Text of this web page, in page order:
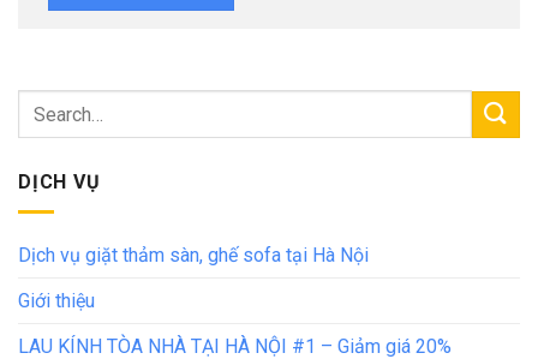
DỊCH VỤ
Dịch vụ giặt thảm sàn, ghế sofa tại Hà Nội
Giới thiệu
LAU KÍNH TÒA NHÀ TẠI HÀ NỘI #1 – Giảm giá 20%